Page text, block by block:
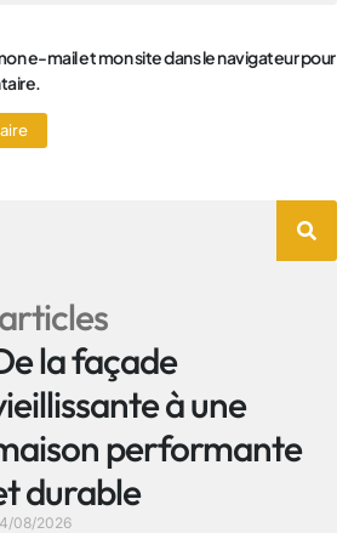
e-mail et mon site dans le navigateur pour
la façade
à une
performante
durable
08/2026